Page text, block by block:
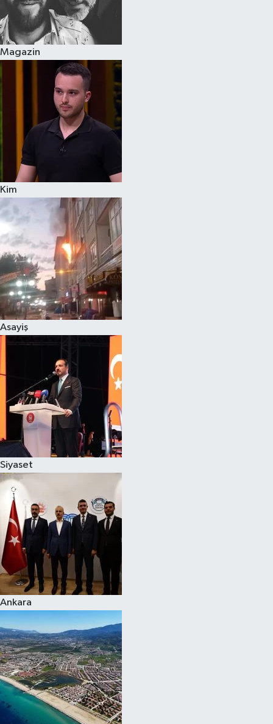
Magazin
Kim
Asayiş
Siyaset
Ankara
Spor
Burç Yorumları
Çocuk
Eğitim
Hava Durumu
Kadın
Kim kimdir?
Kültür Sanat
Sağlık
Siyaset
Teknoloji
Televizyon
Yaşam-Çevre